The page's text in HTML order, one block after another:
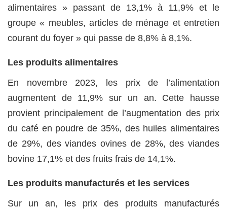
alimentaires » passant de 13,1% à 11,9% et le
groupe « meubles, articles de ménage et entretien
courant du foyer » qui passe de 8,8% à 8,1%.
Les produits alimentaires
En novembre 2023, les prix de l’alimentation
augmentent de 11,9% sur un an. Cette hausse
provient principalement de l’augmentation des prix
du café en poudre de 35%, des huiles alimentaires
de 29%, des viandes ovines de 28%, des viandes
bovine 17,1% et des fruits frais de 14,1%.
Les produits manufacturés et les services
Sur un an, les prix des produits manufacturés